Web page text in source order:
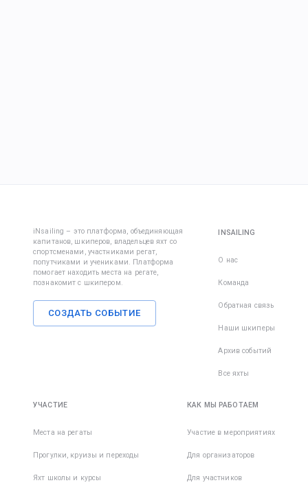
iNsailing – это платформа, объединяющая
капитанов, шкиперов, владельцев яхт со
спортсменами, участниками регат,
попутчиками и учениками. Платформа
помогает находить места на регате,
познакомит с шкипером.
СОЗДАТЬ СОБЫТИЕ
INSAILING
О нас
Команда
Обратная связь
Наши шкиперы
Архив событий
Все яхты
УЧАСТИЕ
Места на регаты
Прогулки, круизы и переходы
Яхт школы и курсы
КАК МЫ РАБОТАЕМ
Участие в мероприятиях
Для организаторов
Для участников